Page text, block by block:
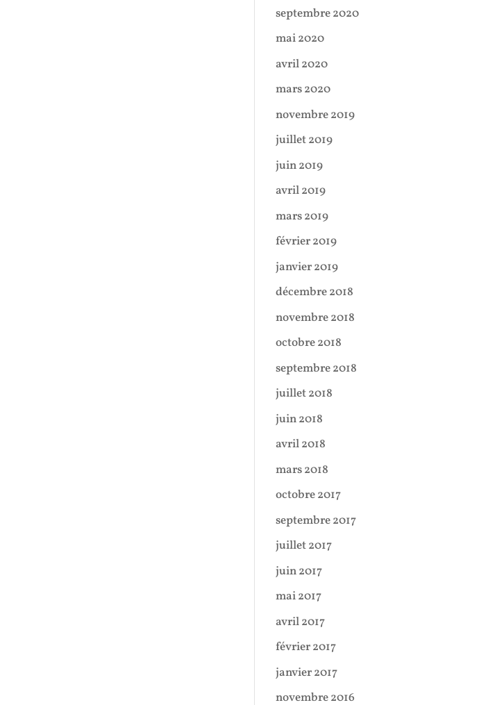
septembre 2020
mai 2020
avril 2020
mars 2020
novembre 2019
juillet 2019
juin 2019
avril 2019
mars 2019
février 2019
janvier 2019
décembre 2018
novembre 2018
octobre 2018
septembre 2018
juillet 2018
juin 2018
avril 2018
mars 2018
octobre 2017
septembre 2017
juillet 2017
juin 2017
mai 2017
avril 2017
février 2017
janvier 2017
novembre 2016